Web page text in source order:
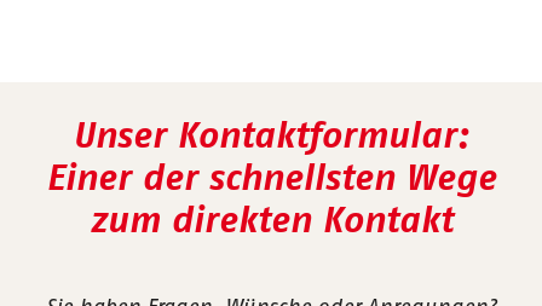
Unser Kontaktformular:
Einer der schnellsten Wege
zum direkten Kontakt